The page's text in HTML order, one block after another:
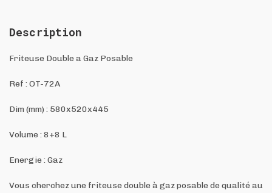
Description
Friteuse Double a Gaz Posable
Ref :OT-72A
Dim (mm) : 580x520x445
Volume : 8+8 L
Energie : Gaz
Vous cherchez une friteuse double à gaz posable de qualité au